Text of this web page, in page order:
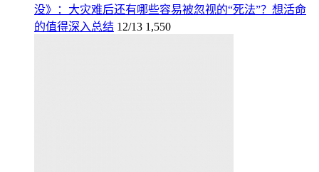
没》：大灾难后还有哪些容易被忽视的“死法”？想活命
的值得深入总结 12/13 1,550